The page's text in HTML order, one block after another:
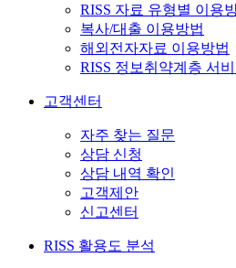
RISS 자료 유형별 이용
복사/대출 이용방법
해외전자자료 이용방법
RISS 정보취약계층 서
고객센터
자주 찾는 질문
상담 신청
상담 내역 확인
고객제안
신고센터
RISS 활용도 분석